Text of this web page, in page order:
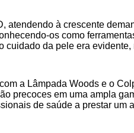
atendendo à crescente
os como
cuidado da pele era
a Lâmpada Woods e o
precoces em uma ampla
de saúde a prestar um